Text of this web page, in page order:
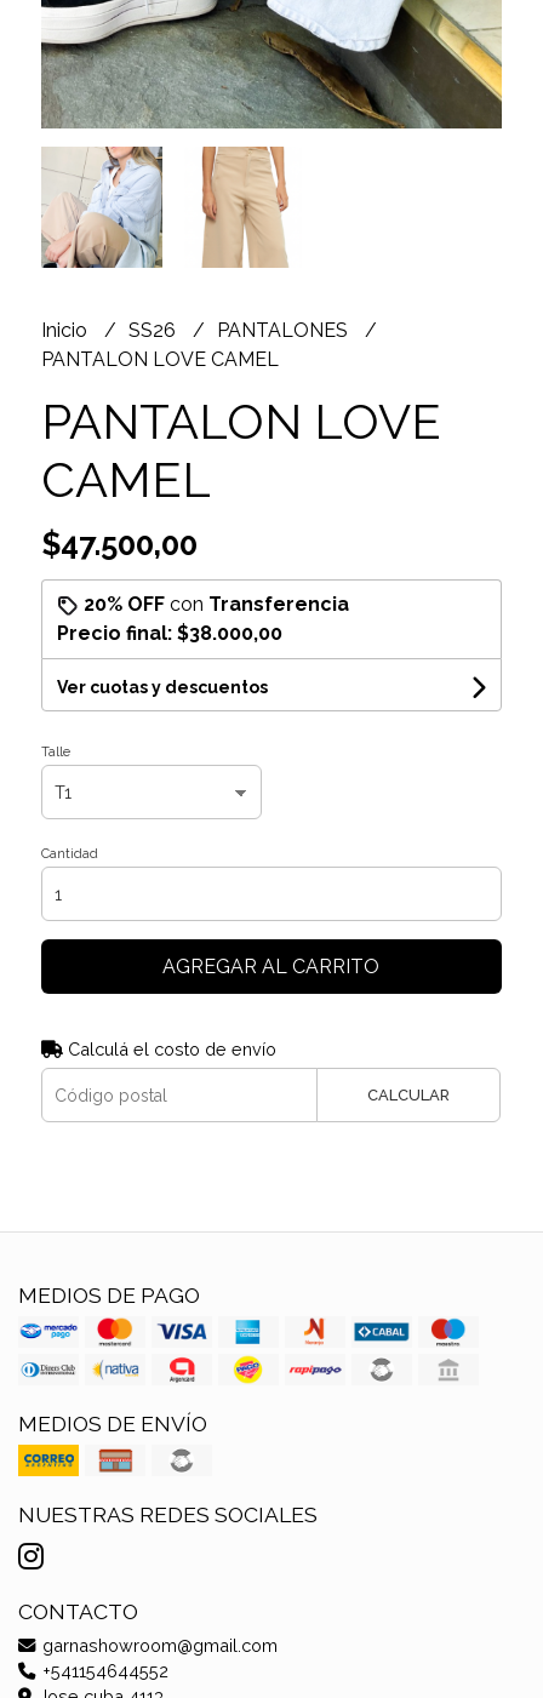
Inicio SS26
PANTALONES
PANTALON LOVE CAMEL
PANTALON LOVE
CAMEL
$47.500,00
20% OFFcon Transferencia
Precio final: $38.000,00
Ver cuotas y descuentos
Talle
Cantidad
AGREGAR AL CARRITO
Calculá el costo de envío
CALCULAR
MEDIOS DE PAGO
MEDIOS DE ENVÍO
NUESTRAS REDES SOCIALES
CONTACTO
garnashowroom@gmail.com
+541154644552